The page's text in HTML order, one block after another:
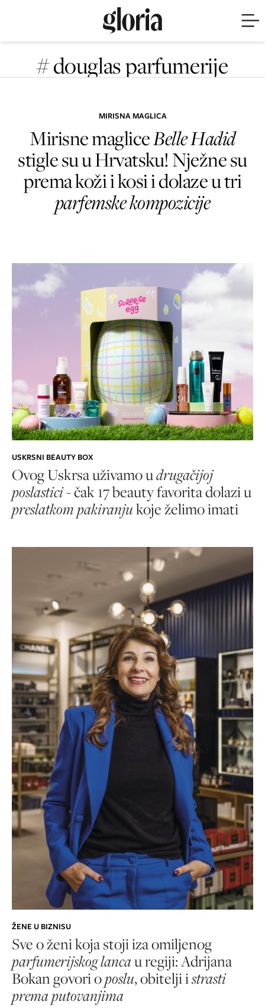
# douglas parfumerije
MIRISNA MAGLICA
Mirisne magliceBelle Hadid
stigle su u Hrvatsku! Nježne su
prema koži i kosi i dolaze u tri
parfemske kompozicije
USKRSNI BEAUTY BOX
Ovog Uskrsa uživamo udrugačijoj
poslastici- čak 17 beauty favorita dolazi u
preslatkom pakiranjukoje želimo imati
ŽENE U BIZNISU
Sve o ženi koja stoji iza omiljenog
parfumerijskog lancau regiji: Adrijana
Bokan govori oposlu, obitelji istrasti
prema putovanjima